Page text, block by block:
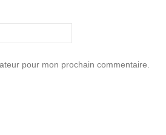
pour mon prochain commentaire.